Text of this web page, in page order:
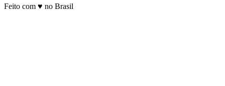
Feito com ♥ no Brasil